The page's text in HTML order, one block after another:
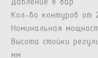
Давление 8 бар
Кол-во контуров от
Номинальная
Высота стойки
мм